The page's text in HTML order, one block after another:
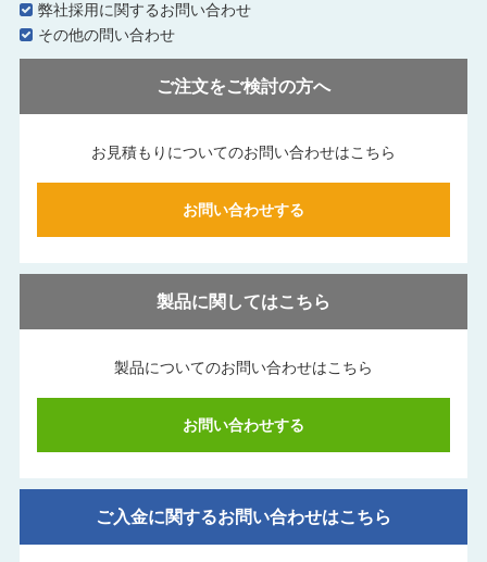
弊社採用に関するお問い合わせ
その他の問い合わせ
ご注文をご検討の方へ
お見積もりについてのお問い合わせはこちら
お問い合わせする
製品に関してはこちら
製品についてのお問い合わせはこちら
お問い合わせする
ご入金に関するお問い合わせはこちら